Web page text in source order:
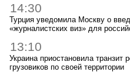
14:30
Турция уведомила Москву о
«журналистских виз» для
13:10
Украина приостановила транзит
грузовиков по своей территории